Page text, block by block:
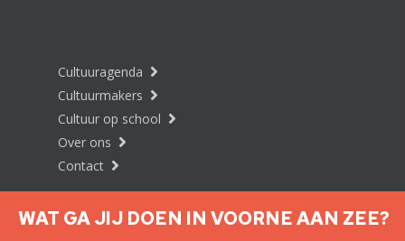
Cultuuragenda
Cultuurmakers
Cultuur op school
Over ons
Contact
WAT GA JIJ DOEN IN VOORNE AAN ZEE?